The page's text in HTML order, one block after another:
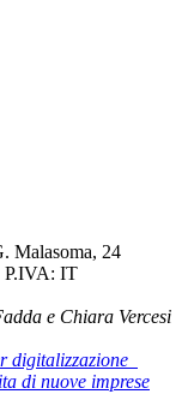
Malasoma, 24
P.IVA: IT
e Chiara Vercesi
digitalizzazione
di nuove imprese